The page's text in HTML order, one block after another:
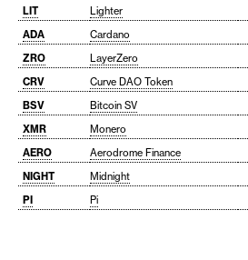
LIT
Lighter
ADA
Cardano
ZRO
LayerZero
CRV
Curve DAO Token
BSV
Bitcoin SV
XMR
Monero
AERO
Aerodrome Finance
NIGHT
Midnight
PI
Pi